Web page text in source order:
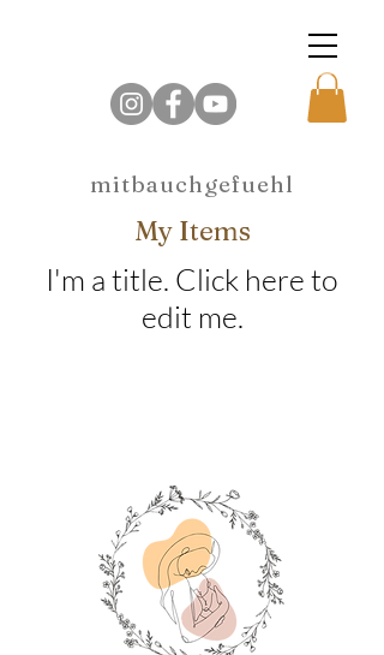
mitbauchgefuehl
My Items
I'm a title. ​Click here to
edit me.